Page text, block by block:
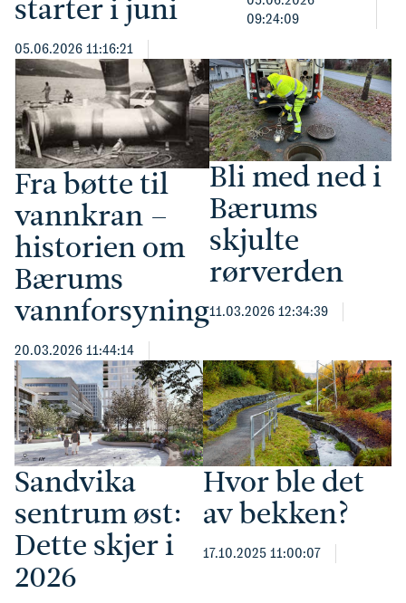
starter i juni
05.06.2026 11:16:21
09:24:09
Fra bøtte til
vannkran –
historien om
Bærums
vannforsyning
20.03.2026 11:44:14
Bli med ned i
Bærums
skjulte
rørverden
11.03.2026 12:34:39
Sandvika
sentrum øst:
Dette skjer i
2026
Hvor ble det
av bekken?
17.10.2025 11:00:07